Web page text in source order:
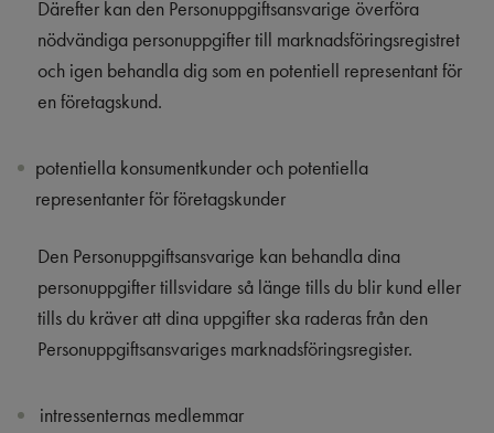
Därefter kan den Personuppgiftsansvarige överföra
nödvändiga personuppgifter till marknadsföringsregistret
och igen behandla dig som en potentiell representant för
en företagskund.
potentiella konsumentkunder och potentiella
representanter för företagskunder
Den Personuppgiftsansvarige kan behandla dina
personuppgifter tillsvidare så länge tills du blir kund eller
tills du kräver att dina uppgifter ska raderas från den
Personuppgiftsansvariges marknadsföringsregister.
intressenternas medlemmar